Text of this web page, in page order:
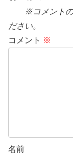
※コメントの非
ださい。
コメント ※
名前